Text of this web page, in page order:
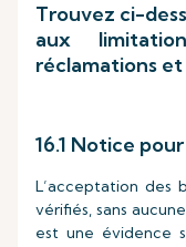
Trouvez ci-
aux
réclamations
16.1 Notice
L’acceptation des
vérifiés, sans
est une évidence